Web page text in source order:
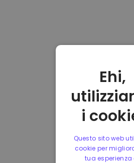
Ehi,
i
Questo sito web
cookie per
tua esperienza